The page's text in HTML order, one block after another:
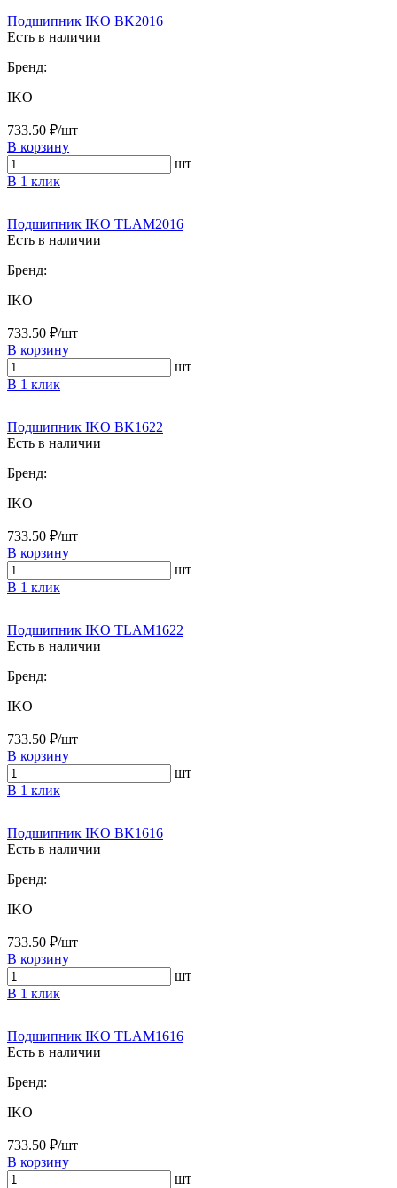
Подшипник IKO BK2016
Есть в наличии
Бренд:
IKO
733.50 ₽/шт
В корзину
шт
В 1 клик
Подшипник IKO TLAM2016
Есть в наличии
Бренд:
IKO
733.50 ₽/шт
В корзину
шт
В 1 клик
Подшипник IKO BK1622
Есть в наличии
Бренд:
IKO
733.50 ₽/шт
В корзину
шт
В 1 клик
Подшипник IKO TLAM1622
Есть в наличии
Бренд:
IKO
733.50 ₽/шт
В корзину
шт
В 1 клик
Подшипник IKO BK1616
Есть в наличии
Бренд:
IKO
733.50 ₽/шт
В корзину
шт
В 1 клик
Подшипник IKO TLAM1616
Есть в наличии
Бренд:
IKO
733.50 ₽/шт
В корзину
шт